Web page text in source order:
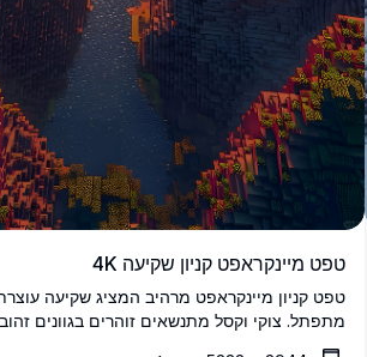
טפט מיינקראפט קניון שקיעה 4K
טפט קניון מיינקראפט מרהיב המציג שקיעה
מתפתל. צוקי וקסל מתנשאים זוהרים בגוונים
נוף קולנועי ואולטרה-ריאליסטי ב-4K המושלם לכל מסך.